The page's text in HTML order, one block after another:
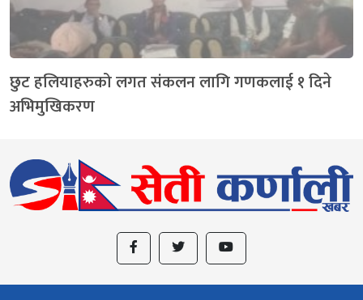
छुट हलियाहरुको लगत संकलन लागि गणकलाई १ दिने
अभिमुखिकरण